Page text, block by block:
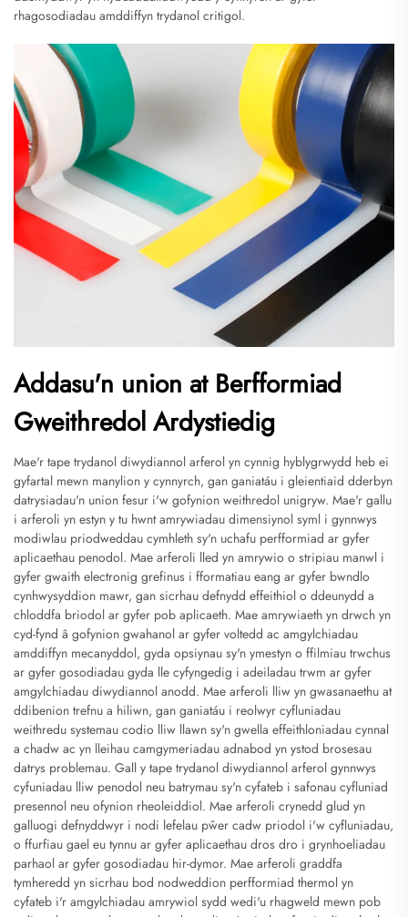
rhagosodiadau amddiffyn trydanol critigol.
Addasu'n union at Berfformiad
Gweithredol Ardystiedig
Mae'r tape trydanol diwydiannol arferol yn cynnig hyblygrwydd heb ei
gyfartal mewn manylion y cynnyrch, gan ganiatáu i gleientiaid dderbyn
datrysiadau'n union fesur i'w gofynion weithredol unigryw. Mae'r gallu
i arferoli yn estyn y tu hwnt amrywiadau dimensiynol syml i gynnwys
modiwlau priodweddau cymhleth sy'n uchafu perfformiad ar gyfer
aplicaethau penodol. Mae arferoli lled yn amrywio o stripiau manwl i
gyfer gwaith electronig grefinus i fformatiau eang ar gyfer bwndlo
cynhwysyddion mawr, gan sicrhau defnydd effeithiol o ddeunydd a
chloddfa briodol ar gyfer pob aplicaeth. Mae amrywiaeth yn drwch yn
cyd-fynd â gofynion gwahanol ar gyfer voltedd ac amgylchiadau
amddiffyn mecanyddol, gyda opsiynau sy'n ymestyn o ffilmiau trwchus
ar gyfer gosodiadau gyda lle cyfyngedig i adeiladau trwm ar gyfer
amgylchiadau diwydiannol anodd. Mae arferoli lliw yn gwasanaethu at
ddibenion trefnu a hiliwn, gan ganiatáu i reolwyr cyfluniadau
weithredu systemau codio lliw llawn sy'n gwella effeithloniadau cynnal
a chadw ac yn lleihau camgymeriadau adnabod yn ystod brosesau
datrys problemau. Gall y tape trydanol diwydiannol arferol gynnwys
cyfuniadau lliw penodol neu batrymau sy'n cyfateb i safonau cyfluniad
presennol neu ofynion rheoleiddiol. Mae arferoli crynedd glud yn
galluogi defnyddwyr i nodi lefelau pŵer cadw priodol i'w cyfluniadau,
o ffurfiau gael eu tynnu ar gyfer aplicaethau dros dro i grynhoeliadau
parhaol ar gyfer gosodiadau hir-dymor. Mae arferoli graddfa
tymheredd yn sicrhau bod nodweddion perfformiad thermol yn
cyfateb i'r amgylchiadau amrywiol sydd wedi'u rhagweld mewn pob